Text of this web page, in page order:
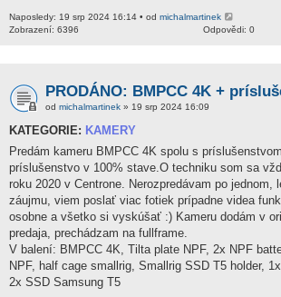
Naposledy: 19 srp 2024 16:14 • od michalmartinek
Odpovědi: 0
Zobrazení: 6396
PRODÁNO: BMPCC 4K +
od michalmartinek » 19 srp 2024 16:09
KATEGORIE: KAMERY
Predám kameru BMPCC 4K spolu s
príslušenstvo v 100% stave.O techniku som sa
roku 2020 v Centrone. Nerozpredávam po jednom,
záujmu, viem poslať viac fotiek prípadne videa
osobne a všetko si vyskúšať :) Kameru dodám v
predaja, prechádzam na fullframe.
V balení: BMPCC 4K, Tilta plate NPF, 2x NPF
NPF, half cage smallrig, Smallrig SSD T5 holder,
2x SSD Samsung T5